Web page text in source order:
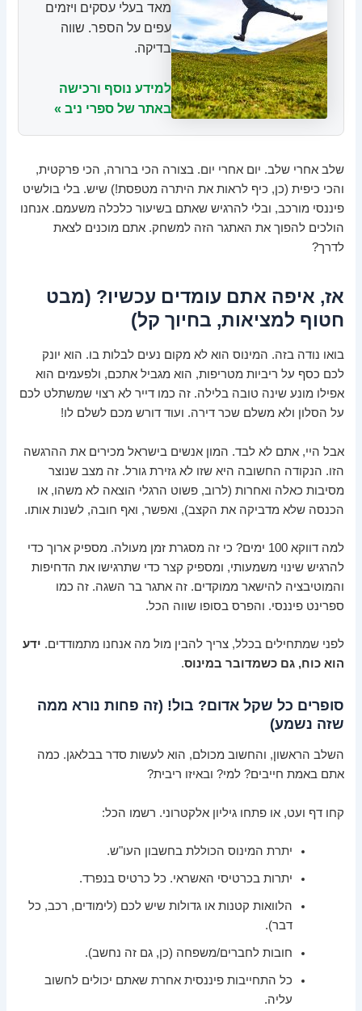
מאד בעלי עסקים ויזמים
עפים על הספר. שווה
בדיקה.
למידע נוסף ורכישה
באתר של ספרי ניב »
שלב אחרי שלב. יום אחרי יום. בצורה הכי ברורה, הכי פרקטית,
והכי כיפית (כן, כיף לראות את היתרה מטפסת!) שיש. בלי בולשיט
פיננסי מורכב, ובלי להרגיש שאתם בשיעור כלכלה משעמם. אנחנו
הולכים להפוך את האתגר הזה למשחק. אתם מוכנים לצאת
לדרך?
אז, איפה אתם עומדים עכשיו? (מבט
חטוף למציאות, בחיוך קל)
בואו נודה בזה. המינוס הוא לא מקום נעים לבלות בו. הוא יונק
לכם כסף על ריביות מטריפות, הוא מגביל אתכם, ולפעמים הוא
אפילו מונע שינה טובה בלילה. זה כמו דייר לא רצוי שמשתלט לכם
על הסלון ולא משלם שכר דירה. ועוד דורש מכם לשלם לו!
אבל היי, אתם לא לבד. המון אנשים בישראל מכירים את ההרגשה
הזו. הנקודה החשובה היא שזו לא גזירת גורל. זה מצב שנוצר
מסיבות כאלה ואחרות (לרוב, פשוט הרגלי הוצאה לא משהו, או
הכנסה שלא מדביקה את הקצב), ואפשר, ואף חובה, לשנות אותו.
למה דווקא 100 ימים? כי זה מסגרת זמן מעולה. מספיק ארוך כדי
להרגיש שינוי משמעותי, ומספיק קצר כדי שתרגישו את הדחיפות
והמוטיבציה להישאר ממוקדים. זה אתגר בר השגה. זה כמו
ספרינט פיננסי. והפרס בסופו שווה הכל.
לפני שמתחילים בכלל, צריך להבין מול מה אנחנו מתמודדים. ידע
הוא כוח, גם כשמדובר במינוס.
סופרים כל שקל אדום? בול! (זה פחות נורא ממה
שזה נשמע)
השלב הראשון, והחשוב מכולם, הוא לעשות סדר בבלאגן. כמה
אתם באמת חייבים? למי? ובאיזו ריבית?
קחו דף ועט, או פתחו גיליון אלקטרוני. רשמו הכל:
יתרת המינוס הכוללת בחשבון העו"ש.
יתרות בכרטיסי האשראי. כל כרטיס בנפרד.
הלוואות קטנות או גדולות שיש לכם (לימודים, רכב, כל
דבר).
חובות לחברים/משפחה (כן, גם זה נחשב).
כל התחייבות פיננסית אחרת שאתם יכולים לחשוב
עליה.